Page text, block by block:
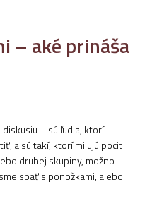
– aké prináša
– sú ľudia, ktorí
a sú takí, ktorí milujú pocit
druhej skupiny, možno
spať s ponožkami, alebo